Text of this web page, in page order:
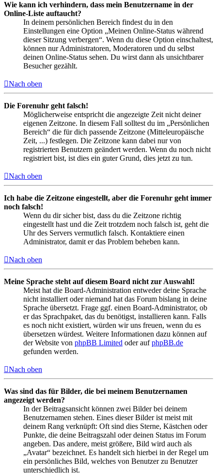
Wie kann ich verhindern, dass mein Benutzername in der
Online-Liste auftaucht?
In deinem persönlichen Bereich findest du in den
Einstellungen eine Option „Meinen Online-Status während
dieser Sitzung verbergen“. Wenn du diese Option einschaltest,
können nur Administratoren, Moderatoren und du selbst
deinen Online-Status sehen. Du wirst dann als unsichtbarer
Besucher gezählt.
Nach oben
Die Forenuhr geht falsch!
Möglicherweise entspricht die angezeigte Zeit nicht deiner
eigenen Zeitzone. In diesem Fall solltest du im „Persönlichen
Bereich“ die für dich passende Zeitzone (Mitteleuropäische
Zeit, ...) festlegen. Die Zeitzone kann dabei nur von
registrierten Benutzern geändert werden. Wenn du noch nicht
registriert bist, ist dies ein guter Grund, dies jetzt zu tun.
Nach oben
Ich habe die Zeitzone eingestellt, aber die Forenuhr geht immer
noch falsch!
Wenn du dir sicher bist, dass du die Zeitzone richtig
eingestellt hast und die Zeit trotzdem noch falsch ist, geht die
Uhr des Servers vermutlich falsch. Kontaktiere einen
Administrator, damit er das Problem beheben kann.
Nach oben
Meine Sprache steht auf diesem Board nicht zur Auswahl!
Meist hat die Board-Administration entweder deine Sprache
nicht installiert oder niemand hat das Forum bislang in deine
Sprache übersetzt. Frage ggf. einen Board-Administrator, ob
er das Sprachpaket, das du benötigst, installieren kann. Falls
es noch nicht existiert, würden wir uns freuen, wenn du es
übersetzen würdest. Weitere Informationen dazu können auf
der Website von phpBB Limited oder aufphpBB.de
gefunden werden.
Nach oben
Was sind das für Bilder, die bei meinem Benutzernamen
angezeigt werden?
In der Beitragsansicht können zwei Bilder bei deinem
Benutzernamen stehen. Eines dieser Bilder ist meist mit
deinem Rang verknüpft: Oft sind dies Sterne, Kästchen oder
Punkte, die deine Beitragszahl oder deinen Status im Forum
angeben. Das andere, meist größere, Bild wird auch als
„Avatar“ bezeichnet. Es handelt sich hierbei in der Regel um
ein persönliches Bild, welches von Benutzer zu Benutzer
unterschiedlich ist.